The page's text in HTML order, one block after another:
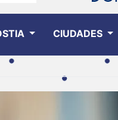
CIUDADES